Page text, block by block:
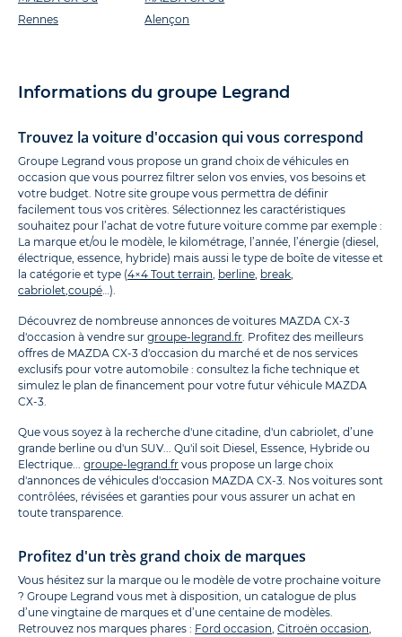
Rennes
Alençon
Informations du groupe Legrand
Trouvez la voiture d'occasion qui vous correspond
Groupe Legrand vous propose un grand choix de véhicules en
occasion que vous pourrez filtrer selon vos envies, vos besoins et
votre budget. Notre site groupe vous permettra de définir
facilement tous vos critères. Sélectionnez les caractéristiques
souhaitez pour l’achat de votre future voiture comme par exemple :
La marque et/ou le modèle, le kilométrage, l’année, l’énergie (diesel,
électrique, essence, hybride) mais aussi le type de boîte de vitesse et
la catégorie et type (4×4 Tout terrain, berline, break,
cabriolet,coupé…).
Découvrez de nombreuse annonces de voitures MAZDA CX-3
d'occasion à vendre sur groupe-legrand.fr. Profitez des meilleurs
offres de MAZDA CX-3 d'occasion du marché et de nos services
exclusifs pour votre automobile : consultez la fiche technique et
simulez le plan de financement pour votre futur véhicule MAZDA
CX-3.
Que vous soyez à la recherche d'une citadine, d'un cabriolet, d’une
grande berline ou d'un SUV... Qu'il soit Diesel, Essence, Hybride ou
Electrique... groupe-legrand.fr vous propose un large choix
d'annonces de véhicules d'occasion MAZDA CX-3. Nos voitures sont
contrôlées, révisées et garanties pour vous assurer un achat en
toute transparence.
Profitez d'un très grand choix de marques
Vous hésitez sur la marque ou le modèle de votre prochaine voiture
? Groupe Legrand vous met à disposition, un catalogue de plus
d’une vingtaine de marques et d’une centaine de modèles.
Retrouvez nos marques phares : Ford occasion, Citroën occasion,